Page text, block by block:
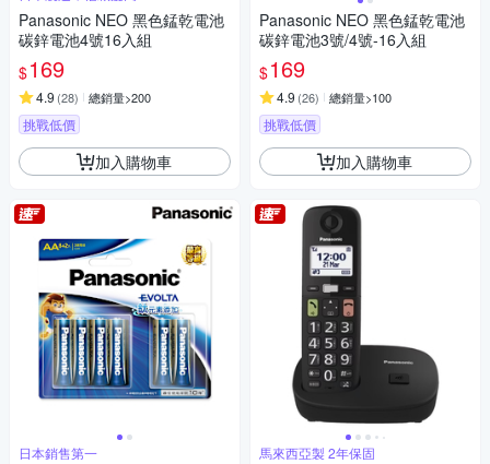
Panasonic NEO 黑色錳乾電池
碳鋅電池4號16入組
$169
4.9 (28) 總銷量>200
挑戰低價
加入購物車
日本銷售第一
Panasonic NEO 黑色錳乾電池
碳鋅電池3號/4號-16入組
$169
4.9 (26) 總銷量>100
挑戰低價
加入購物車
馬來西亞製 2年保固